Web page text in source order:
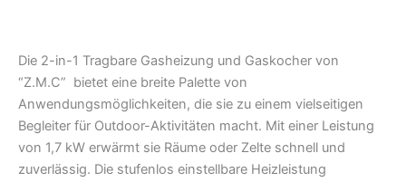
Die 2-in-1 Tragbare Gasheizung und Gaskocher von
“Z.M.C” bietet eine breite Palette von
Anwendungsmöglichkeiten, die sie zu einem vielseitigen
Begleiter für Outdoor-Aktivitäten macht. Mit einer Leistung
von 1,7 kW erwärmt sie Räume oder Zelte schnell und
zuverlässig. Die stufenlos einstellbare Heizleistung